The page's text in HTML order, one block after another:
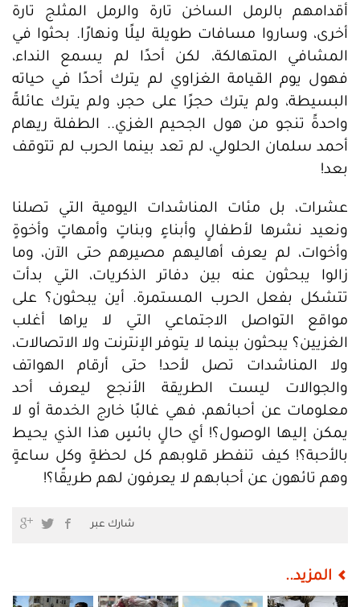
أقدامهم بالرمل الساخن تارة والرمل المثلج تارة
أخرى، وساروا مسافات طويلة ليلًا ونهارًا. بحثوا في
المشافي المتهالكة، لكن أحدًا لم يسمع النداء،
فهول يوم القيامة الغزاوي لم يترك أحدًا في حياته
البسيطة، ولم يترك حجرًا على حجر، ولم يترك عائلةً
واحدةً تنجو من هول الجحيم الغزي.. الطفلة ريهام
أحمد سلمان الحلولي، لم تعد بينما الحرب لم تتوقف
بعد!
عشرات، بل مئات المناشدات اليومية التي تصلنا
ونعيد نشرها لأطفالٍ وأبناءٍ وبناتٍ وأمهاتٍ وأخوةٍ
وأخوات، لم يعرف أهاليهم مصيرهم حتى الآن، وما
زالوا يبحثون عنه بين دفاتر الذكريات، التي بدأت
تتشكل بفعل الحرب المستمرة. أين يبحثون؟ على
مواقع التواصل الاجتماعي التي لا يراها أغلب
الغزيين؟ يبحثون بينما لا يتوفر الإنترنت ولا الاتصالات،
ولا المناشدات تصل لأحد! حتى أرقام الهواتف
والجوالات ليست الطريقة الأنجع ليعرف أحد
معلومات عن أحبائهم، فهي غالبًا خارج الخدمة أو لا
يمكن إليها الوصول؟! أي حالٍ بائسٍ هذا الذي يحيط
بالأحبة؟! كيف تنفطر قلوبهم كل لحظةٍ وكل ساعةٍ
وهم تائهون عن أحبابهم لا يعرفون لهم طريقًا؟!
شارك عبر
المزيد..